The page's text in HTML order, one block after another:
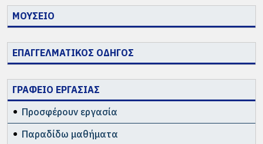
ΜΟΥΣΕΙΟ
ΕΠΑΓΓΕΛΜΑΤΙΚΟΣ ΟΔΗΓΟΣ
ΓΡΑΦΕΙΟ ΕΡΓΑΣΙΑΣ
Προσφέρουν εργασία
Παραδίδω μαθήματα